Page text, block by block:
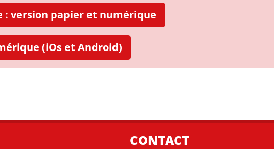
: version papier et numérique
(iOs et Android)
CONTACT